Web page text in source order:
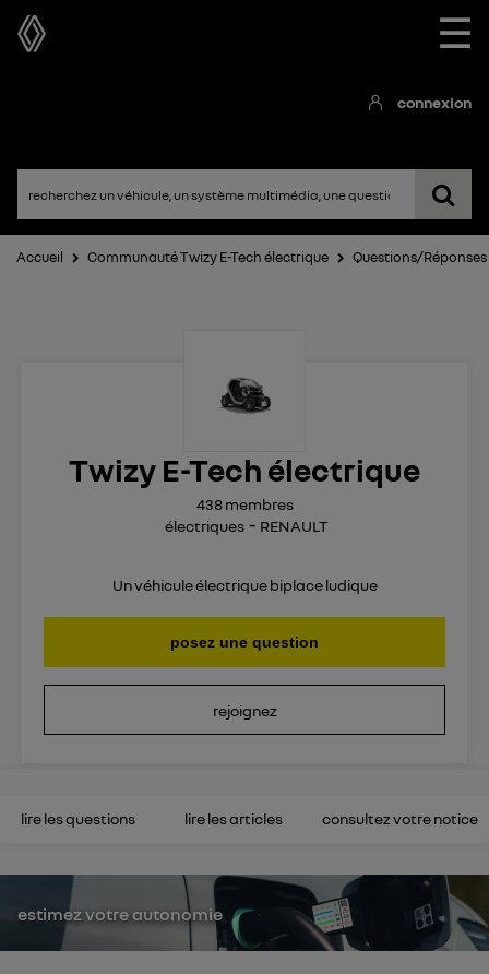
☰
connexion
Accueil Communauté Twizy E-Tech électrique Questions/Réponses
Twizy E-Tech électrique
électriques RENAULT
438membres
Un véhicule électrique biplace ludique
posez une question
rejoignez
lire les questions lire les articles consultez votre notice
estimez votre autonomie